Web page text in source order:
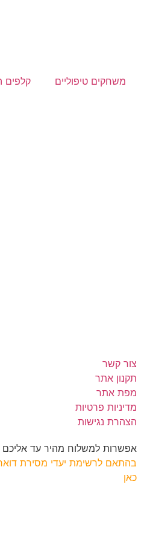
משחקים טיפוליים קלפים
צור קשר
תקנון אתר
מפת אתר
מדיניות פרטיות
הצהרת נגישות
אפשרות למשלוח מהיר עד
בהתאם לרשימת יעדי מסירת
כאן